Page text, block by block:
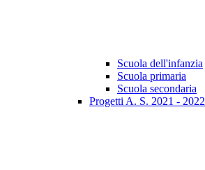
Scuola dell'infanzia
Scuola primaria
Scuola secondaria
Progetti A. S. 2021 - 2022